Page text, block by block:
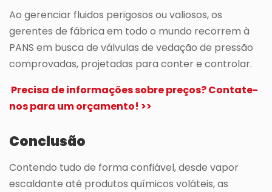
Ao gerenciar fluidos perigosos ou valiosos, os
gerentes de fábrica em todo o mundo recorrem à
PANS em busca de válvulas de vedação de pressão
comprovadas, projetadas para conter e controlar.
Precisa de informações sobre preços? Contate-
nos para um orçamento! >>
Conclusão
Contendo tudo de forma confiável, desde vapor
escaldante até produtos químicos voláteis, as